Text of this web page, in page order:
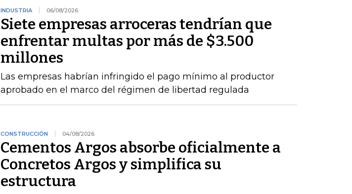
INDUSTRIA 06/08/2026
Siete empresas arroceras tendrían que
enfrentar multas por más de $3.500
millones
Las empresas habrían infringido el pago mínimo al productor
aprobado en el marco del régimen de libertad regulada
CONSTRUCCIÓN 04/08/2026
Cementos Argos absorbe oficialmente a
Concretos Argos y simplifica su
estructura